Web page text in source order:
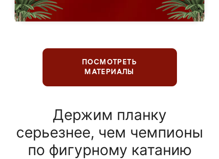
ПОСМОТРЕТЬ
МАТЕРИАЛЫ
Держим планку
серьезнее, чем чемпионы
по фигурному катанию